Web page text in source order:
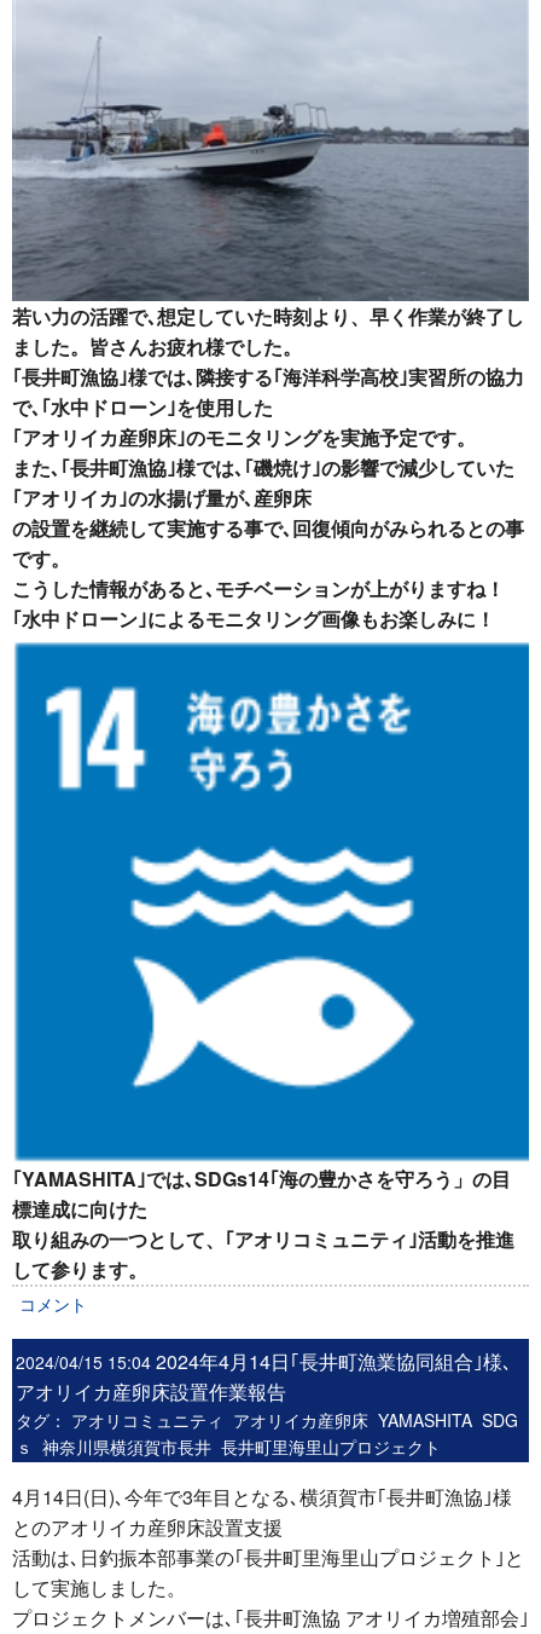
若い力の活躍で､想定していた時刻より、早く作業が終了し
ました。皆さんお疲れ様でした。
｢長井町漁協｣様では､隣接する｢海洋科学高校｣実習所の協力
で､｢水中ドローン｣を使用した
｢アオリイカ産卵床｣のモニタリングを実施予定です。
また､｢長井町漁協｣様では､｢磯焼け｣の影響で減少していた
｢アオリイカ｣の水揚げ量が､産卵床
の設置を継続して実施する事で､回復傾向がみられるとの事
です。
こうした情報があると､モチベーションが上がりますね！
｢水中ドローン｣によるモニタリング画像もお楽しみに！
｢YAMASHITA｣では､SDGs14｢海の豊かさを守ろう」の目
標達成に向けた
取り組みの一つとして、｢アオリコミュニティ｣活動を推進
して参ります。
コメント
2024/04/15 15:04 2024年4月14日｢長井町漁業協同組合｣様､
アオリイカ産卵床設置作業報告
タグ： アオリコミュニティ アオリイカ産卵床 YAMASHITA SDG
ｓ 神奈川県横須賀市長井 長井町里海里山プロジェクト
4月14日(日)､今年で3年目となる､横須賀市｢長井町漁協｣様
とのアオリイカ産卵床設置支援
活動は､日釣振本部事業の｢長井町里海里山プロジェクト｣と
して実施しました。
プロジェクトメンバーは､｢長井町漁協 アオリイカ増殖部会｣